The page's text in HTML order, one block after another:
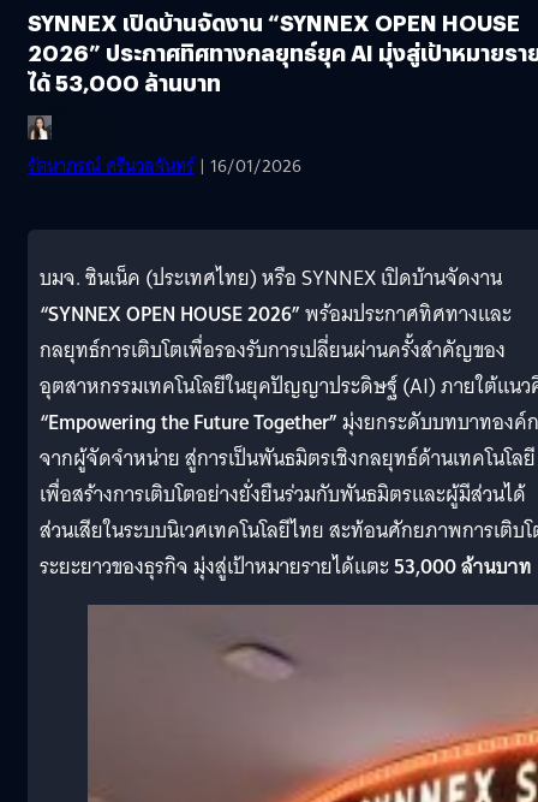
SYNNEX เปิดบ้านจัดงาน “SYNNEX OPEN HOUSE
2026” ประกาศทิศทางกลยุทธ์ยุค AI มุ่งสู่เป้าหมายรา
ได้ 53,000 ล้านบาท
รัตนาภรณ์ ศรีนวลจันทร์| 16/01/2026
บมจ. ซินเน็ค (ประเทศไทย) หรือ SYNNEX เปิดบ้านจัดงาน
“SYNNEX OPEN HOUSE 2026”พร้อมประกาศทิศทางและ
กลยุทธ์การเติบโตเพื่อรองรับการเปลี่ยนผ่านครั้งสำคัญของ
อุตสาหกรรมเทคโนโลยีในยุคปัญญาประดิษฐ์ (AI) ภายใต้แน
“Empowering the Future Together”มุ่งยกระดับบทบาทองค์
จากผู้จัดจำหน่าย สู่การเป็นพันธมิตรเชิงกลยุทธ์ด้านเทคโนโลยี
เพื่อสร้างการเติบโตอย่างยั่งยืนร่วมกับพันธมิตรและผู้มีส่วนได้
ส่วนเสียในระบบนิเวศเทคโนโลยีไทย สะท้อนศักยภาพการเติบ
ระยะยาวของธุรกิจ มุ่งสู่เป้าหมายรายได้แตะ53,000 ล้านบาท